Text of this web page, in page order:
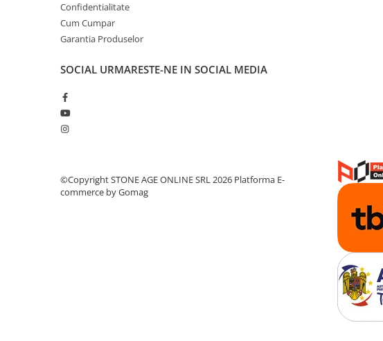
Confidentialitate
Cum Cumpar
Garantia Produselor
SOCIAL URMARESTE-NE IN SOCIAL MEDIA
©Copyright STONE AGE ONLINE SRL 2026 Platforma E-
commerce by Gomag